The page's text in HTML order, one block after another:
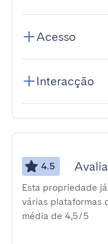
Acesso
Interacção
4.5
Esta propriedade
várias plataformas
média de 4,5/5